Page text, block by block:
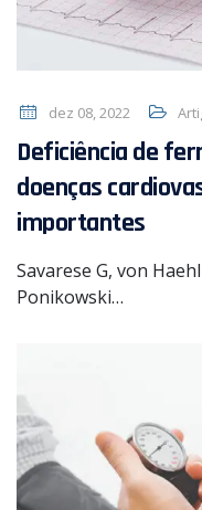
dez 08, 2022
Deficiência de
doenças
importantes
Savarese G, von
Ponikowski…